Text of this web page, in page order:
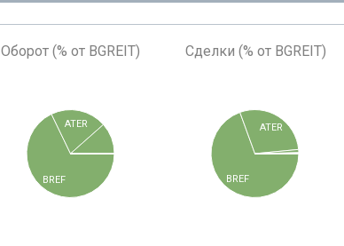
Оборот (% от BGREIT)
BREF
ATER
Сделки (% от BGREIT)
BREF
ATER